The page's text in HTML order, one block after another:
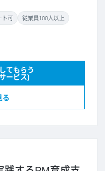
ト可 従業員100人以上
る
てもらう
ービス)